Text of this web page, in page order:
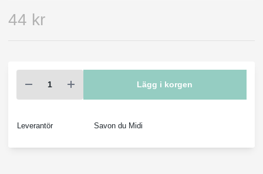
44 kr
Lägg i korgen
Leverantör Savon du Midi